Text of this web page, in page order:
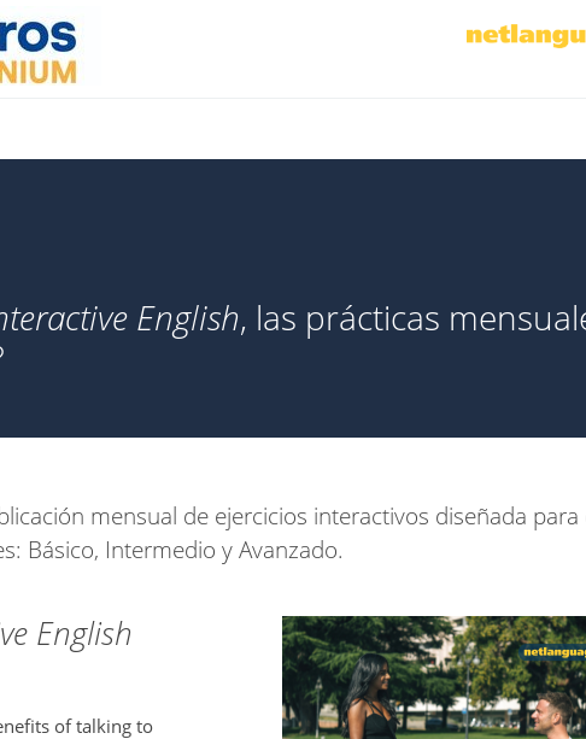
English, las prácticas
mensual de ejercicios interactivos diseñada
Básico, Intermedio y Avanzado.
English
of talking to